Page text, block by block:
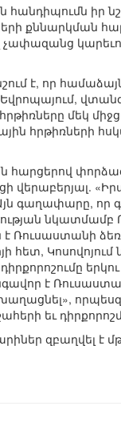
հանդիպումն իր
քննարկման
է, որ
մեկ
հրթիռների
հարցերով
վերաբերյալ.
գաղափարը, որ
է Ռուսաստանի
հետ,
է
եւ
զբաղվել